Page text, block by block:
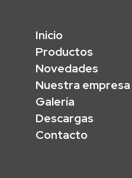
Inicio
Productos
Novedades
Nuestra empresa
Galería
Descargas
Contacto